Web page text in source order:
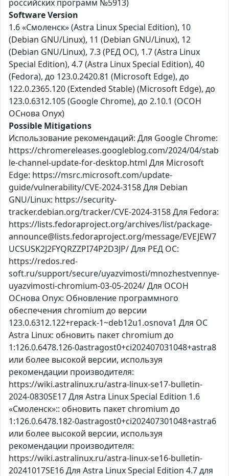
российских программ №5913)
Software Version
1.6 «Смоленск» (Astra Linux Special Edition), 10
(Debian GNU/Linux), 11 (Debian GNU/Linux), 12
(Debian GNU/Linux), 7.3 (РЕД ОС), 1.7 (Astra Linux
Special Edition), 4.7 (Astra Linux Special Edition), 40
(Fedora), до 123.0.2420.81 (Microsoft Edge), до
122.0.2365.120 (Extended Stable) (Microsoft Edge), до
123.0.6312.105 (Google Chrome), до 2.10.1 (ОСОН
ОСнова Оnyx)
Possible Mitigations
Использование рекомендаций: Для Google Chrome:
https://chromereleases.googleblog.com/2024/04/stab
le-channel-update-for-desktop.html Для Microsoft
Edge: https://msrc.microsoft.com/update-
guide/vulnerability/CVE-2024-3158 Для Debian
GNU/Linux: https://security-
tracker.debian.org/tracker/CVE-2024-3158 Для Fedora:
https://lists.fedoraproject.org/archives/list/package-
announce@lists.fedoraproject.org/message/EVEJEW7
UCSUSK2J2FYQRZZPI74P2D3JP/ Для РЕД ОС:
https://redos.red-
soft.ru/support/secure/uyazvimosti/mnozhestvennye-
uyazvimosti-chromium-03-05-2024/ Для ОСОН
ОСнова Оnyx: Обновление программного
обеспечения chromium до версии
123.0.6312.122+repack-1~deb12u1.osnova1 Для ОС
Astra Linux: обновить пакет chromium до
1:126.0.6478.126-0astragost0+ci202407031048+astra8
или более высокой версии, используя
рекомендации производителя:
https://wiki.astralinux.ru/astra-linux-se17-bulletin-
2024-0830SE17 Для Astra Linux Special Edition 1.6
«Смоленск»:: обновить пакет chromium до
1:126.0.6478.182-0astragost0+ci202407301048+astra6
или более высокой версии, используя
рекомендации производителя:
https://wiki.astralinux.ru/astra-linux-se16-bulletin-
20241017SE16 Для Astra Linux Special Edition 4.7 для